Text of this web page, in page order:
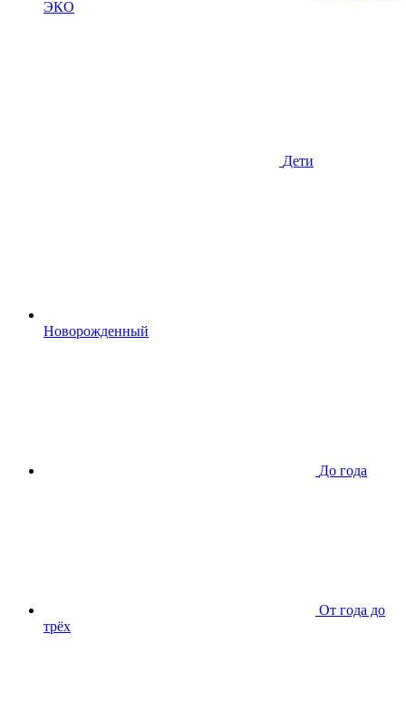
ЭКО
Дети
Новорожденный
До года
От года до
трёх